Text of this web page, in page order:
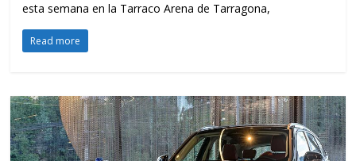
esta semana en la Tarraco Arena de Tarragona,
Read more